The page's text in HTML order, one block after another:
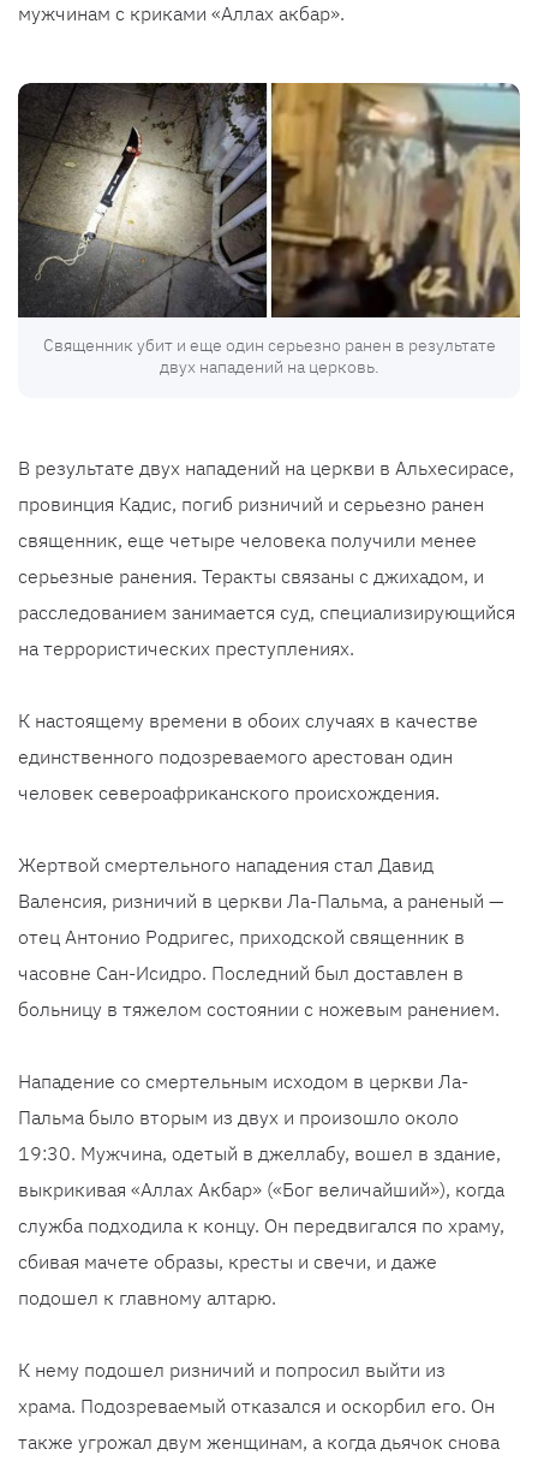
мужчинам с криками «Аллах акбар».
Священник убит и еще один серьезно ранен в результате
двух нападений на церковь.
В результате двух нападений на церкви в Альхесирасе,
провинция Кадис, погиб ризничий и серьезно ранен
священник, еще четыре человека получили менее
серьезные ранения. Теракты связаны с джихадом, и
расследованием занимается суд, специализирующийся
на террористических преступлениях.
К настоящему времени в обоих случаях в качестве
единственного подозреваемого арестован один
человек североафриканского происхождения.
Жертвой смертельного нападения стал Давид
Валенсия, ризничий в церкви Ла-Пальма, а раненый —
отец Антонио Родригес, приходской священник в
часовне Сан-Исидро. Последний был доставлен в
больницу в тяжелом состоянии с ножевым ранением.
Нападение со смертельным исходом в церкви Ла-
Пальма было вторым из двух и произошло около
19:30. Мужчина, одетый в джеллабу, вошел в здание,
выкрикивая «Аллах Акбар» («Бог величайший»), когда
служба подходила к концу. Он передвигался по храму,
сбивая мачете образы, кресты и свечи, и даже
подошел к главному алтарю.
К нему подошел ризничий и попросил выйти из
храма. Подозреваемый отказался и оскорбил его. Он
также угрожал двум женщинам, а когда дьячок снова